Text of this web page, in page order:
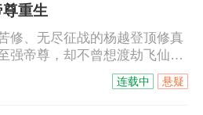
哪儿出事，走哪哪儿死人……
？看我斗智斗勇还得斗笑里藏
血的钺王殿下！
重生
修、无尽征战的杨越登顶修真
强帝尊，却不曾想渡劫飞仙之
暗算而陨落，却意外重回千年
代。上一世我登临绝顶、俯瞰
悬疑
连载中